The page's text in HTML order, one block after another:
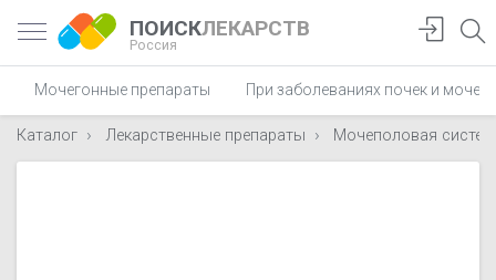
ПОИСКЛЕКАРСТВ
Россия
Мочегонные препараты При заболеваниях почек и
Каталог Лекарственные препараты Мочеполовая